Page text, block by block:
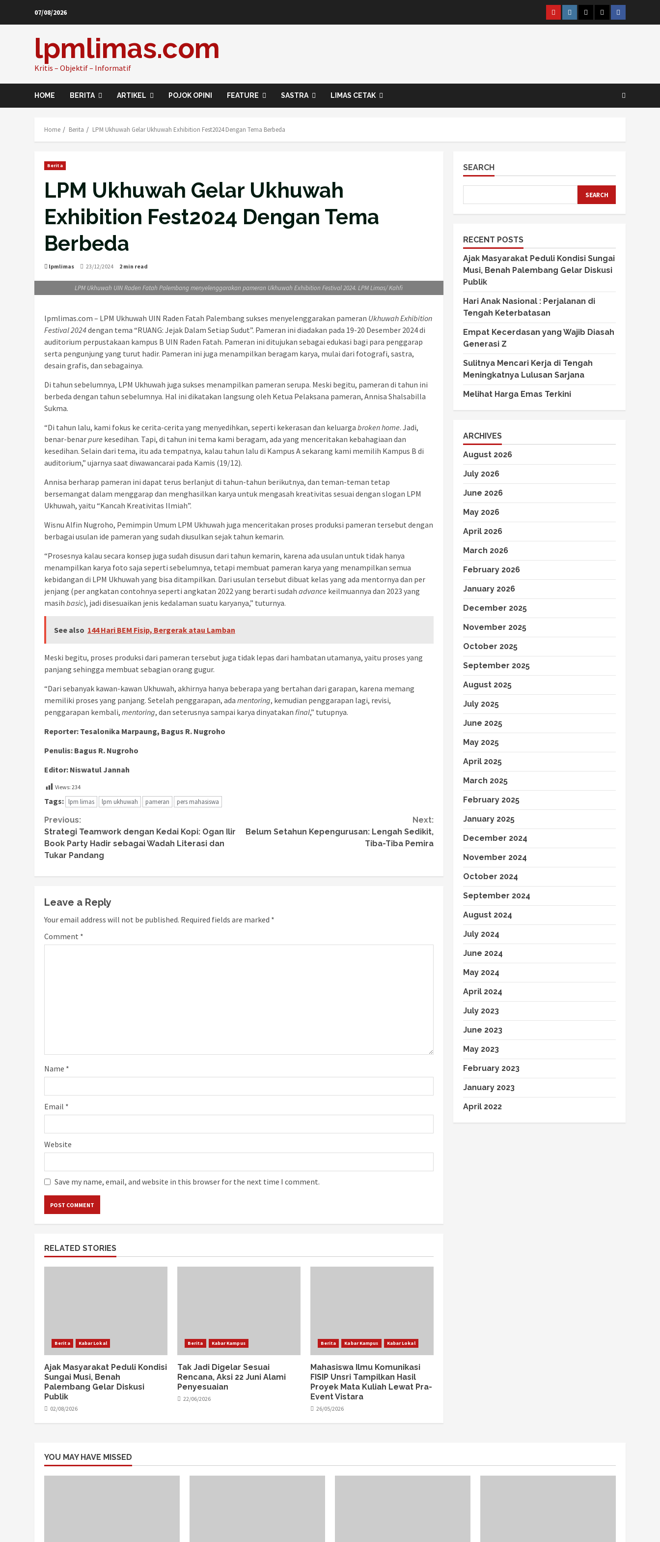
07/08/2026 @lpm_limas
Instagram
TwitterWhatsApp
Facebook
lpmlimas.com
Kritis – Objektif – Informatif
HOME BERITA ARTIKEL POJOK OPINI FEATURE SASTRA LIMAS CETAK
Home Berita LPM Ukhuwah Gelar Ukhuwah Exhibition Fest2024 Dengan Tema Berbeda
Berita
LPM Ukhuwah Gelar Ukhuwah
Exhibition Fest2024 Dengan Tema
Berbeda
lpmlimas 23/12/2024 2 min read
LPM Ukhuwah UIN Raden Fatah Palembang menyelenggarakan pameran Ukhuwah Exhibition Festival 2024. LPM Limas/ Kahfi
lpmlimas.com – LPM Ukhuwah UIN Raden Fatah Palembang sukses menyelenggarakan pameran Ukhuwah Exhibition
Festival 2024dengan tema “RUANG: Jejak Dalam Setiap Sudut”. Pameran ini diadakan pada 19-20 Desember 2024 di
auditorium perpustakaan kampus B UIN Raden Fatah. Pameran ini ditujukan sebagai edukasi bagi para penggarap
serta pengunjung yang turut hadir. Pameran ini juga menampilkan beragam karya, mulai dari fotografi, sastra,
desain grafis, dan sebagainya.
Di tahun sebelumnya, LPM Ukhuwah juga sukses menampilkan pameran serupa. Meski begitu, pameran di tahun ini
berbeda dengan tahun sebelumnya. Hal ini dikatakan langsung oleh Ketua Pelaksana pameran, Annisa Shalsabilla
Sukma.
“Di tahun lalu, kami fokus ke cerita-cerita yang menyedihkan, seperti kekerasan dan keluarga broken home. Jadi,
benar-benarpure kesedihan. Tapi, di tahun ini tema kami beragam, ada yang menceritakan kebahagiaan dan
kesedihan. Selain dari tema, itu ada tempatnya, kalau tahun lalu di Kampus A sekarang kami memilih Kampus B di
auditorium,” ujarnya saat diwawancarai pada Kamis (19/12).
Annisa berharap pameran ini dapat terus berlanjut di tahun-tahun berikutnya, dan teman-teman tetap
bersemangat dalam menggarap dan menghasilkan karya untuk mengasah kreativitas sesuai dengan slogan LPM
Ukhuwah, yaitu “Kancah Kreativitas Ilmiah”.
Wisnu Alfin Nugroho, Pemimpin Umum LPM Ukhuwah juga menceritakan proses produksi pameran tersebut dengan
berbagai usulan ide pameran yang sudah diusulkan sejak tahun kemarin.
“Prosesnya kalau secara konsep juga sudah disusun dari tahun kemarin, karena ada usulan untuk tidak hanya
menampilkan karya foto saja seperti sebelumnya, tetapi membuat pameran karya yang menampilkan semua
kebidangan di LPM Ukhuwah yang bisa ditampilkan. Dari usulan tersebut dibuat kelas yang ada mentornya dan per
jenjang (per angkatan contohnya seperti angkatan 2022 yang berarti sudah advance keilmuannya dan 2023 yang
masih basic), jadi disesuaikan jenis kedalaman suatu karyanya,” tuturnya.
See also 144 Hari BEM Fisip, Bergerak atau Lamban
Meski begitu, proses produksi dari pameran tersebut juga tidak lepas dari hambatan utamanya, yaitu proses yang
panjang sehingga membuat sebagian orang gugur.
“Dari sebanyak kawan-kawan Ukhuwah, akhirnya hanya beberapa yang bertahan dari garapan, karena memang
memiliki proses yang panjang. Setelah penggarapan, ada mentoring, kemudian penggarapan lagi, revisi,
penggarapan kembali, mentoring, dan seterusnya sampai karya dinyatakan final,” tutupnya.
Reporter: Tesalonika Marpaung, Bagus R. Nugroho
Penulis: Bagus R. Nugroho
Editor: Niswatul Jannah
Views: 234
Tags: lpm limas lpm ukhuwah pameran pers mahasiswa
Continue
Reading
Previous:
Strategi Teamwork dengan Kedai Kopi: Ogan Ilir
Book Party Hadir sebagai Wadah Literasi dan
Tukar Pandang
Next:
Belum Setahun Kepengurusan: Lengah Sedikit,
Tiba-Tiba Pemira
Leave a Reply
Your email address will not be published. Required fields are marked *
Comment *
Name *
Email *
Website
Save my name, email, and website in this browser for the next time I comment.
RELATED STORIES
Berita Kabar Lokal
Ajak Masyarakat Peduli Kondisi
Sungai Musi, Benah
Palembang Gelar Diskusi
Publik
02/08/2026
Berita Kabar Kampus
Tak Jadi Digelar Sesuai
Rencana, Aksi 22 Juni Alami
Penyesuaian
22/06/2026
Berita Kabar Kampus Kabar Lokal
Mahasiswa Ilmu Komunikasi
FISIP Unsri Tampilkan Hasil
Proyek Mata Kuliah Lewat Pra-
Event Vistara
26/05/2026
SEARCH
SEARCH
RECENT POSTS
Ajak Masyarakat Peduli Kondisi Sungai
Musi, Benah Palembang Gelar Diskusi
Publik
Hari Anak Nasional : Perjalanan di
Tengah Keterbatasan
Empat Kecerdasan yang Wajib Diasah
Generasi Z
Sulitnya Mencari Kerja di Tengah
Meningkatnya Lulusan Sarjana
Melihat Harga Emas Terkini
ARCHIVES
August 2026
July 2026
June 2026
May 2026
April 2026
March 2026
February 2026
January 2026
December 2025
November 2025
October 2025
September 2025
August 2025
July 2025
June 2025
May 2025
April 2025
March 2025
February 2025
January 2025
December 2024
November 2024
October 2024
September 2024
August 2024
July 2024
June 2024
May 2024
April 2024
July 2023
June 2023
May 2023
February 2023
January 2023
April 2022
YOU MAY HAVE MISSED